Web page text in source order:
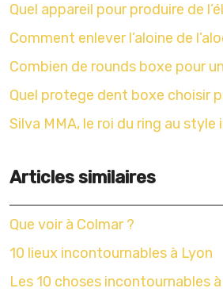
Quel appareil pour produire de
Comment enlever l’aloine de
Combien de rounds boxe pour
Quel protege dent boxe choisir
Silva MMA, le roi du ring au style
Articles similaires
Que voir à Colmar ?
10 lieux incontournables à Lyon
Les 10 choses incontournables